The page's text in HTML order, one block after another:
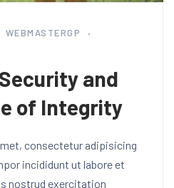
WEBMASTERGP
and
of Integrity
consectetur adipisicing
incididunt ut labore et
nostrud exercitation